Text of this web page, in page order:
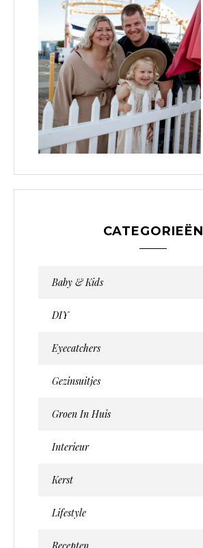
CATEGORIEËN
Baby & Kids
DIY
Eyecatchers
Gezinsuitjes
Groen In Huis
Interieur
Kerst
Lifestyle